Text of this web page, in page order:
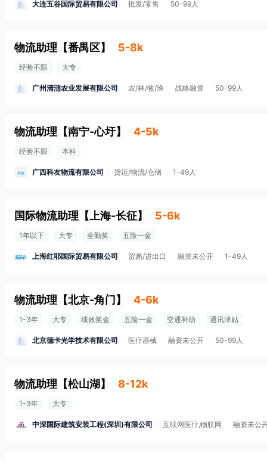
大连五谷国际贸易有限公司 批发/零售 50-99人
物流助理 【番禺区】 5-8k
经验不限 大专
广州清涟农业发展有限公司 农/林/牧/渔 战略融资 50-99人
物流助理 【南宁-心圩】 4-5k
经验不限 本科
广西科友物流有限公司 货运/物流/仓储 1-49人
国际物流助理 【 上海-长征】 5-6k
1年以下 大专 全勤奖 五险一金
上海红耶国际贸易有限公司 贸易/进出口 融资未公开 1-49人
物流助理 【北京-角门 】 4-6k
1-3年 大专 绩效奖金 五险一金 交通补助 通讯津贴
北京德卡光学技术有限公司 医疗器械 融资未公开 50-99人
物流助理 【松山湖 】 8-12k
1-3年 大专
中深国际建筑安装工程(深圳)有限公司 互联网医疗,物联网 融资未公